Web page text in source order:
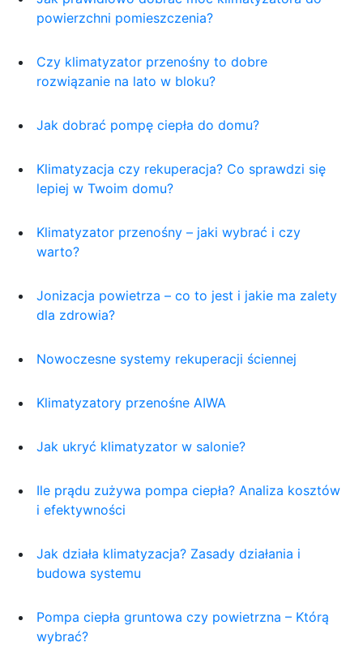
powierzchni pomieszczenia?
Czy klimatyzator przenośny to dobre
rozwiązanie na lato w bloku?
Jak dobrać pompę ciepła do domu?
Klimatyzacja czy rekuperacja? Co sprawdzi się
lepiej w Twoim domu?
Klimatyzator przenośny – jaki wybrać i czy
warto?
Jonizacja powietrza – co to jest i jakie ma zalety
dla zdrowia?
Nowoczesne systemy rekuperacji ściennej
Klimatyzatory przenośne AIWA
Jak ukryć klimatyzator w salonie?
Ile prądu zużywa pompa ciepła? Analiza kosztów
i efektywności
Jak działa klimatyzacja? Zasady działania i
budowa systemu
Pompa ciepła gruntowa czy powietrzna – Którą
wybrać?